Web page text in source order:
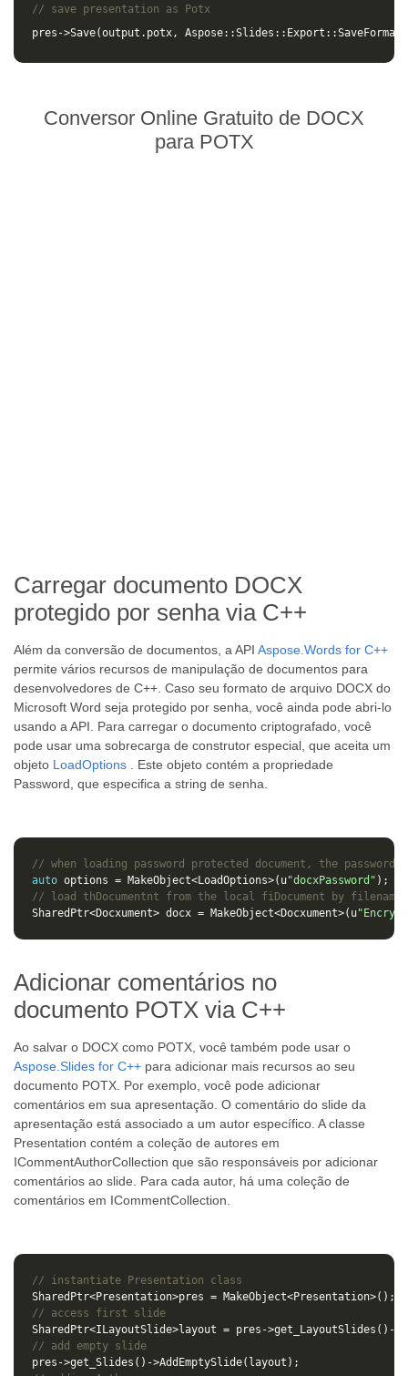
// save presentation as Potx
pres ->Save(output . potx, Aspose::Slides :: Export ::SaveFormat
Conversor Online Gratuito de DOCX
para POTX
Carregar documento DOCX
protegido por senha via C++
Além da conversão de documentos, a API Aspose.Words for C++
permite vários recursos de manipulação de documentos para
desenvolvedores de C++. Caso seu formato de arquivo DOCX do
Microsoft Word seja protegido por senha, você ainda pode abri-lo
usando a API. Para carregar o documento criptografado, você
pode usar uma sobrecarga de construtor especial, que aceita um
objeto LoadOptions . Este objeto contém a propriedade
Password, que especifica a string de senha.
// when loading password protected document, the
auto options = MakeObject<LoadOptions>( u"docxPassword" );
// load thDocumentnt from the local fiDocument by filename:
SharedPtr<Docxument> docx = MakeObject<Docxument>( u
Adicionar comentários no
documento POTX via C++
Ao salvar o DOCX como POTX, você também pode usar o
Aspose.Slides for C++ para adicionar mais recursos ao seu
documento POTX. Por exemplo, você pode adicionar
comentários em sua apresentação. O comentário do slide da
apresentação está associado a um autor específico. A classe
Presentation contém a coleção de autores em
ICommentAuthorCollection que são responsáveis por adicionar
comentários ao slide. Para cada autor, há uma coleção de
comentários em ICommentCollection.
// instantiate Presentation class
SharedPtr<Presentation>pres = MakeObject<Presentation>();
// access first slide
SharedPtr<ILayoutSlide>layout = pres ->get_LayoutSlides () ->
// add empty slide
pres ->get_Slides () ->AddEmptySlide( layout );